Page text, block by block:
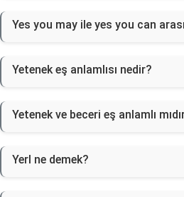
Yes you may ile yes you can
Yetenek eş anlamlısı nedir?
Yetenek ve beceri eş anlamlı
Yerl ne demek?